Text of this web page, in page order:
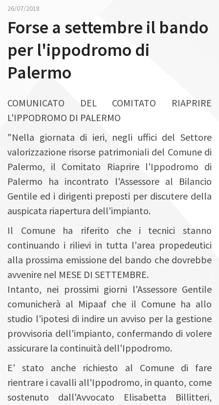
26/07/2018
Forse a settembre il bando
per l'ippodromo di
Palermo
COMUNICATO DEL COMITATO RIAPRIRE
L'IPPODROMO DI PALERMO
"Nella giornata di ieri, negli uffici del Settore
valorizzazione risorse patrimoniali del Comune di
Palermo, il Comitato Riaprire l'Ippodromo di
Palermo ha incontrato l'Assessore al Bilancio
Gentile ed i dirigenti preposti per discutere della
auspicata riapertura dell'impianto.
Il Comune ha riferito che i tecnici stanno
continuando i rilievi in tutta l'area propedeutici
alla prossima emissione del bando che dovrebbe
avvenire nel MESE DI SETTEMBRE.
Intanto, nei prossimi giorni l'Assessore Gentile
comunicherà al Mipaaf che il Comune ha allo
studio l'ipotesi di indire un avviso per la gestione
provvisoria dell'impianto, confermando di volere
assicurare la continuità dell'Ippodromo.
E' stato anche richiesto al Comune di fare
rientrare i cavalli all'Ippodromo, in quanto, come
sostenuto dall'Avvocato Elisabetta Billitteri,